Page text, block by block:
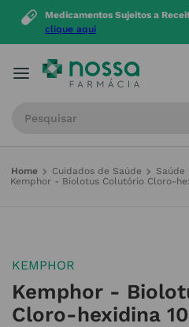
Medicamentos Sujeitos a
clique aqui
Cuidados de Saúde Saúde
Kemphor - Biolotus Colutório Cloro-
KEMPHOR
Kemphor -
Cloro-hexidina